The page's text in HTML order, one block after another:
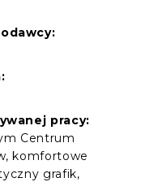
pracy:
Centrum
komfortowe
grafik,